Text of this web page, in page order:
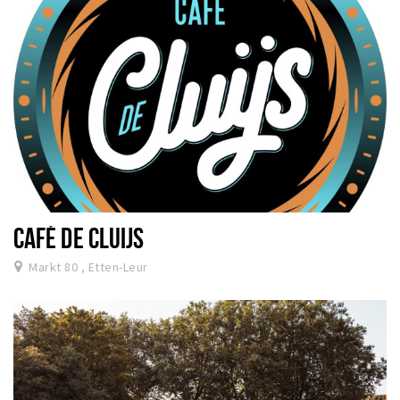
CAFÉ DE CLUIJS
Markt 80 , Etten-Leur